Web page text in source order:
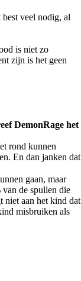
veel nodig, al
is niet zo
zijn is het geen
DemonRage het
rond kunnen
En dan janken dat
gaan, maar
de spullen die
niet aan het kind dat
misbruiken als